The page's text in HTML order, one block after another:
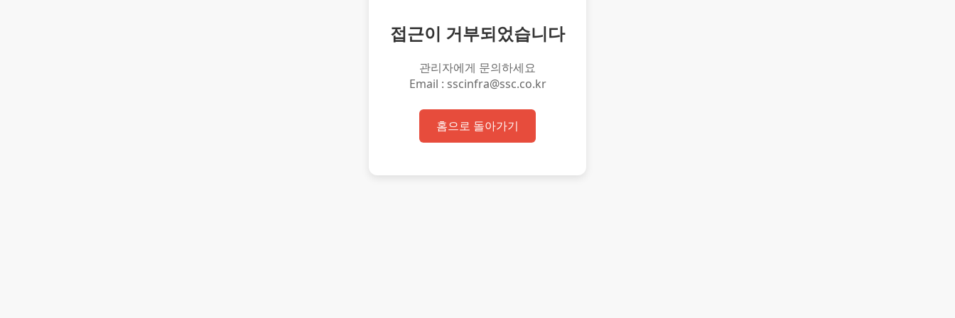
접근이 거부되었습니다
관리자에게 문의하세요
Email : sscinfra@ssc.co.kr
홈으로 돌아가기